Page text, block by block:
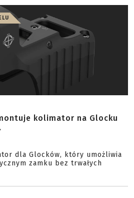
kolimator na Glocku
dla Glocków, który umożliwia
zamku bez trwałych